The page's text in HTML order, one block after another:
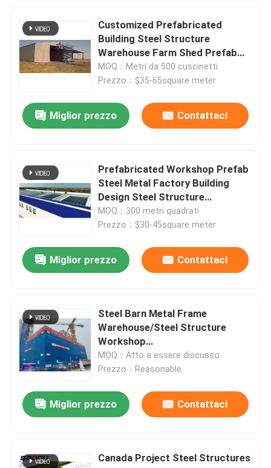
Contattici
Richieda una citazione
Magazzino di acciaio prefabbricato
Pannello a sandwich di lana di roccia
Magazzino d'acciaio prefabbricato
Pannello a sandwich acustico
strutture modulari in acciaio
Bobina della lamiera di acciaio
Camera pieghevole del contenitore
Customized Prefabricated
Building Steel Structure
Warehouse Farm Shed Prefab
Workshop Barndominium
MOQ：Metri da 500 cuscinetti
Prezzo：$35-65square meter
Miglior prezzo Contattaci
Prefabricated Workshop Prefab
Steel Metal Factory Building
Design Steel Structure
Warehouse
MOQ：300 metri quadrati
Prezzo：$30-45square meter
Miglior prezzo Contattaci
Steel Barn Metal Frame
Warehouse/Steel Structure
Workshop
Hall/Construction/Prefabricated
Steel Metal Building
MOQ：Atto a essere discusso
Prezzo：Reasonable
Miglior prezzo Contattaci
Canada Project Steel Structures